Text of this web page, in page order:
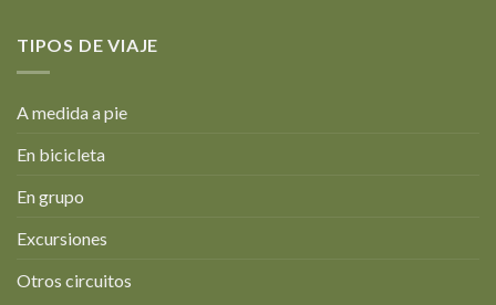
TIPOS DE VIAJE
A medida a pie
En bicicleta
En grupo
Excursiones
Otros circuitos